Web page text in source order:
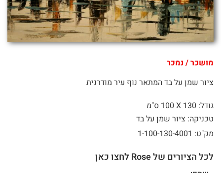
מושכר / נמכר
ציור שמן על בד המתאר נוף עיר מודרנית
גודל: 130 X
100 ס"מ
טכניקה: ציור שמן על בד
מק"ט: 1-100-130-4001
לכל הציורים של Rose לחצו כאן